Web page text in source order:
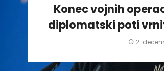
Konec vojnih
diplomatski poti
2.